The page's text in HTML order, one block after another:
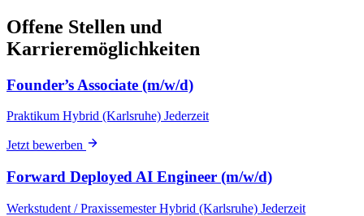
Offene Stellen und
Karrieremöglichkeiten
Founder’s Associate (m/w/d)
Praktikum Hybrid (Karlsruhe) Jederzeit
Jetzt bewerben
Forward Deployed AI Engineer (m/w/d)
Werkstudent / Praxissemester Hybrid (Karlsruhe) Jederzeit